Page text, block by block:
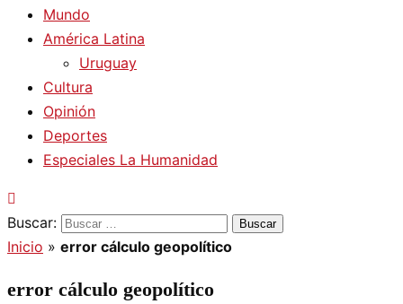
Mundo
América Latina
Uruguay
Cultura
Opinión
Deportes
Especiales La Humanidad
Buscar:
Inicio » error cálculo geopolítico
error cálculo geopolítico